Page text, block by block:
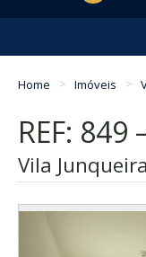
Home Imóveis
REF:
Vila